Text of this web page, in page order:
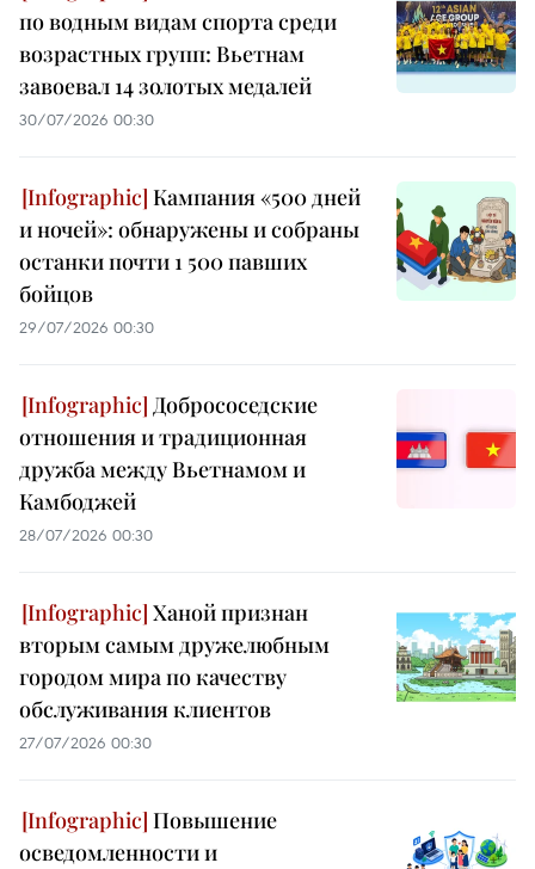
по водным видам спорта среди
возрастных групп: Вьетнам
завоевал 14 золотых медалей
30/07/2026 00:30
Кампания «500 дней
и ночей»: обнаружены и собраны
останки почти 1 500 павших
бойцов
29/07/2026 00:30
Добрососедские
отношения и традиционная
дружба между Вьетнамом и
Камбоджей
28/07/2026 00:30
Ханой признан
вторым самым дружелюбным
городом мира по качеству
обслуживания клиентов
27/07/2026 00:30
Повышение
осведомленности и